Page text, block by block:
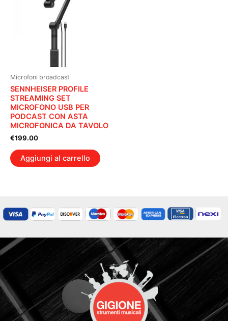
Microfoni broadcast
SENNHEISER PROFILE
STREAMING SET
MICROFONO USB PER
PODCAST CON ASTA
MICROFONICA DA TAVOLO
€199.00
Aggiungi al carrello